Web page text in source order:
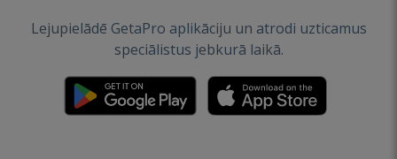
Lejupielādē GetaPro aplikāciju un atrodi uzticamus
speciālistus jebkurā laikā.